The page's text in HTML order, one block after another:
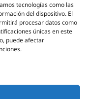
tecnologías como las
del dispositivo. El
procesar datos como
únicas en este
puede afectar